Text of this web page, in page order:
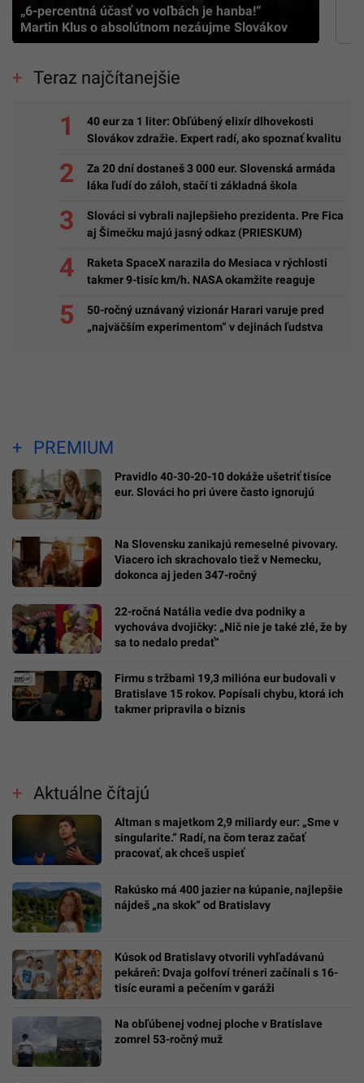
„6-percentná účasť vo voľbách je hanba!“
Martin Klus o absolútnom nezáujme Slovákov
Teraz najčítanejšie
40 eur za 1 liter: Obľúbený elixír dlhovekosti
Slovákov zdražie. Expert radí, ako spoznať kvalitu
Za 20 dní dostaneš 3 000 eur. Slovenská armáda
láka ľudí do záloh, stačí ti základná škola
Slováci si vybrali najlepšieho prezidenta. Pre Fica
aj Šimečku majú jasný odkaz (PRIESKUM)
Raketa SpaceX narazila do Mesiaca v rýchlosti
takmer 9-tisíc km/h. NASA okamžite reaguje
50-ročný uznávaný vizionár Harari varuje pred
„najväčším experimentom“ v dejinách ľudstva
PREMIUM
Pravidlo 40-30-20-10 dokáže ušetriť tisíce
eur. Slováci ho pri úvere často ignorujú
Na Slovensku zanikajú remeselné pivovary.
Viacero ich skrachovalo tiež v Nemecku,
dokonca aj jeden 347-ročný
22-ročná Natália vedie dva podniky a
vychováva dvojičky: „Nič nie je také zlé, že by
sa to nedalo predať“
Firmu s tržbami 19,3 milióna eur budovali v
Bratislave 15 rokov. Popísali chybu, ktorá ich
takmer pripravila o biznis
Aktuálne čítajú
Altman s majetkom 2,9 miliardy eur: „Sme v
singularite.“ Radí, na čom teraz začať
pracovať, ak chceš uspieť
Rakúsko má 400 jazier na kúpanie, najlepšie
nájdeš „na skok“ od Bratislavy
Kúsok od Bratislavy otvorili vyhľadávanú
pekáreň: Dvaja golfoví tréneri začínali s 16-
tisíc eurami a pečením v garáži
Na obľúbenej vodnej ploche v Bratislave
zomrel 53-ročný muž